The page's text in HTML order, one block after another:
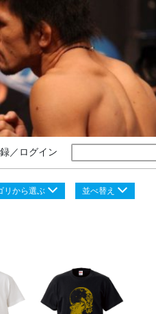
／ログイン
リから選ぶ 並べ替え